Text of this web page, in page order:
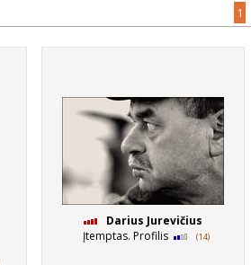
1
Darius Jurevičius
Įtemptas. Profilis
(14)